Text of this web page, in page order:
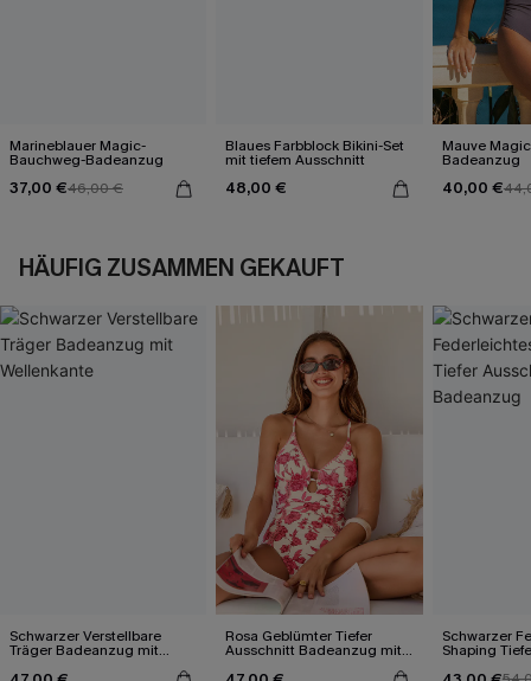
Marineblauer Magic-
Bauchweg-Badeanzug
37,00 €46,00 €
Blaues Farbblock Bikini-Set
mit tiefem Ausschnitt
48,00 €
Mauve
Badeanzug
40,00 €
HÄUFIG ZUSAMMEN GEKAUFT
Schwarzer Verstellbare
Träger Badeanzug mit
Rosa Geblümter Tiefer
Ausschnitt Badeanzug mit
Schwarzer
Shaping